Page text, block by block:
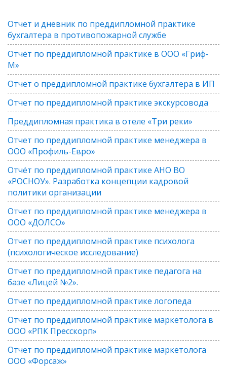
Отчет и дневник по преддипломной практике
бухгалтера в противопожарной службе
Отчёт по преддипломной практике в ООО «Гриф-
М»
Отчет о преддипломной практике бухгалтера в ИП
Отчет по преддипломной практике экскурсовода
Преддипломная практика в отеле «Три реки»
Отчет по преддипломной практике менеджера в
ООО «Профиль-Евро»
Отчёт по преддипломной практике АНО ВО
«РОСНОУ». Разработка концепции кадровой
политики организации
Отчет по преддипломной практике менеджера в
ООО «ДОЛСО»
Отчет по преддипломной практике психолога
(психологическое исследование)
Отчет по преддипломной практике педагога на
базе «Лицей №2».
Отчет по преддипломной практике логопеда
Отчет по преддипломной практике маркетолога в
ООО «РПК Пресскорп»
Отчет по преддипломной практике маркетолога
ООО «Форсаж»